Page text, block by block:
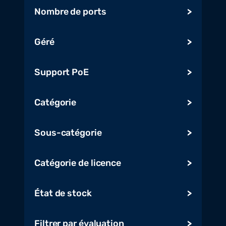
Appareils IoT : Connectivité et
performance
Dans notre sous-catégorie
tels que des commutateurs, des
qualité. Des marques renommées
solutions robustes qui
fiable et une performance accrue.
s’intégrer facilement dans votre
Nombre de ports
Géré
Support PoE
Catégorie
Sous-catégorie
Catégorie de licence
État de stock
Filtrer par évaluation